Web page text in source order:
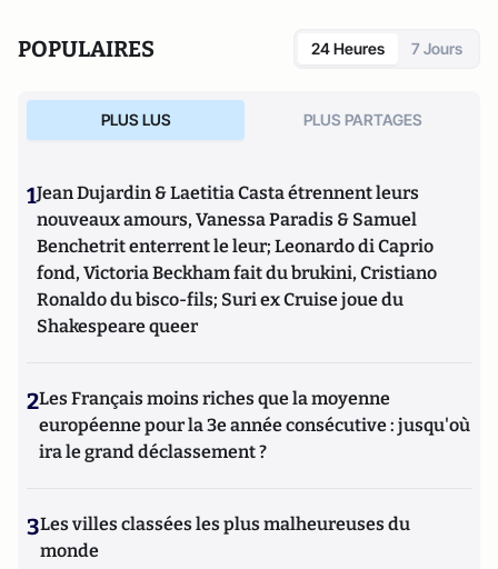
POPULAIRES 24 Heures 7 Jours
PLUS LUS PLUS PARTAGES
1Jean Dujardin & Laetitia Casta étrennent leurs
nouveaux amours, Vanessa Paradis & Samuel
Benchetrit enterrent le leur; Leonardo di Caprio
fond, Victoria Beckham fait du brukini, Cristiano
Ronaldo du bisco-fils; Suri ex Cruise joue du
Shakespeare queer
2Les Français moins riches que la moyenne
européenne pour la 3e année consécutive : jusqu'où
ira le grand déclassement ?
3Les villes classées les plus malheureuses du
monde